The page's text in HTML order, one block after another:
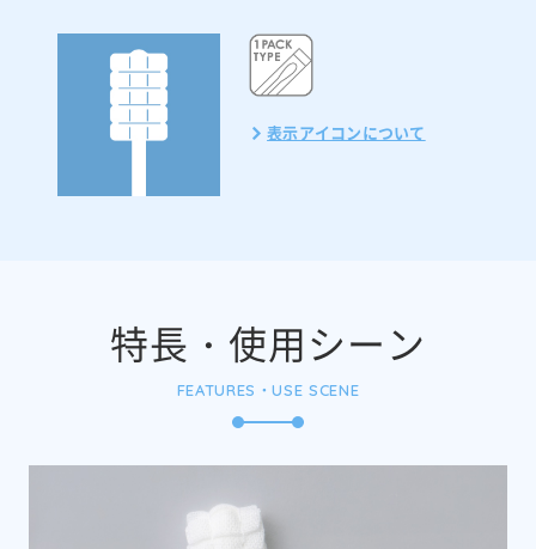
表示アイコンについて
特長・使用シーン
FEATURES・USE SCENE